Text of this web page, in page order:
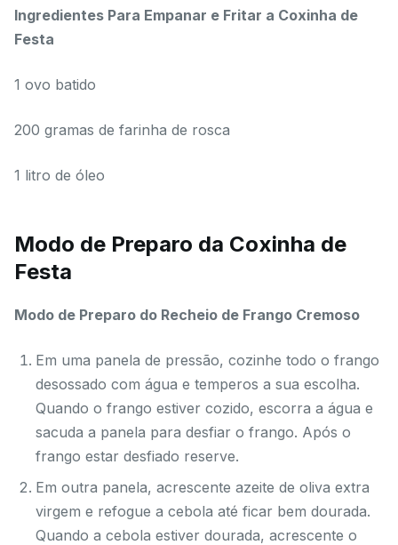
Ingredientes Para Empanar e Fritar a Coxinha de
Festa
1 ovo batido
200 gramas de farinha de rosca
1 litro de óleo
Modo de Preparo da Coxinha de
Festa
Modo de Preparo do Recheio de Frango Cremoso
Em uma panela de pressão, cozinhe todo o frango
desossado com água e temperos a sua escolha.
Quando o frango estiver cozido, escorra a água e
sacuda a panela para desfiar o frango. Após o
frango estar desfiado reserve.
Em outra panela, acrescente azeite de oliva extra
virgem e refogue a cebola até ficar bem dourada.
Quando a cebola estiver dourada, acrescente o